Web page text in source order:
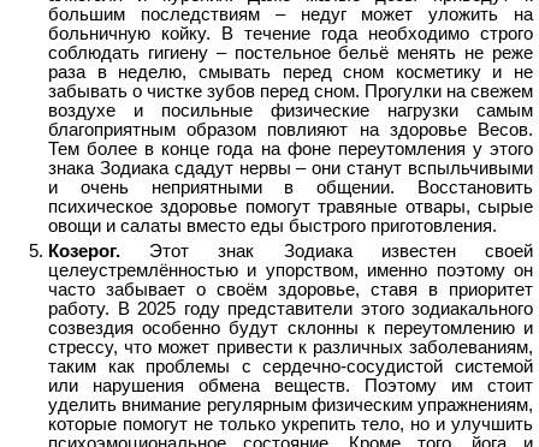
большим последствиям – недуг может уложить на
больничную койку. В течение года необходимо строго
соблюдать гигиену – постельное бельё менять не реже
раза в неделю, смывать перед сном косметику и не
забывать о чистке зубов перед сном. Прогулки на свежем
воздухе и посильные физические нагрузки самым
благоприятным образом повлияют на здоровье Весов.
Тем более в конце года на фоне переутомления у этого
знака Зодиака сдадут нервы – они станут вспыльчивыми
и очень неприятными в общении. Восстановить
психическое здоровье помогут травяные отвары, сырые
овощи и салаты вместо еды быстрого приготовления.
Козерог. Этот знак Зодиака известен своей
целеустремлённостью и упорством, именно поэтому он
часто забывает о своём здоровье, ставя в приоритет
работу. В 2025 году представители этого зодиакального
созвездия особенно будут склонны к переутомлению и
стрессу, что может привести к различных заболеваниям,
таким как проблемы с сердечно-сосудистой системой
или нарушения обмена веществ. Поэтому им стоит
уделить внимание регулярным физическим упражнениям,
которые помогут не только укрепить тело, но и улучшить